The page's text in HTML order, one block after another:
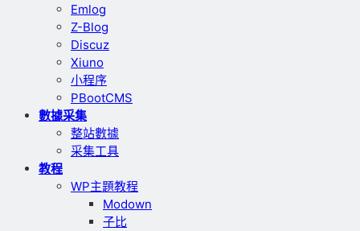
Emlog
Z-Blog
Discuz
Xiuno
小程序
PBootCMS
數據采集
整站數據
采集工具
教程
WP主題教程
Modown
子比